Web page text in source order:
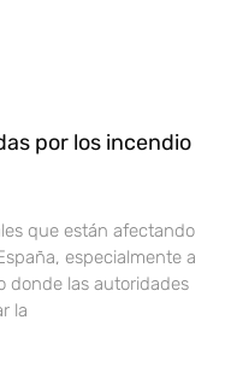
por los incendio
que están afectando
especialmente a
donde las autoridades
la